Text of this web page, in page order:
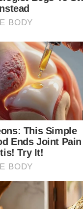
turun aplikasi
dapatkan
Berapakah
semua
Kurang daripada RM3,500
RM5,001 - RM8,000
RM12,001 - RM16,000
Masuk | Daftar
19